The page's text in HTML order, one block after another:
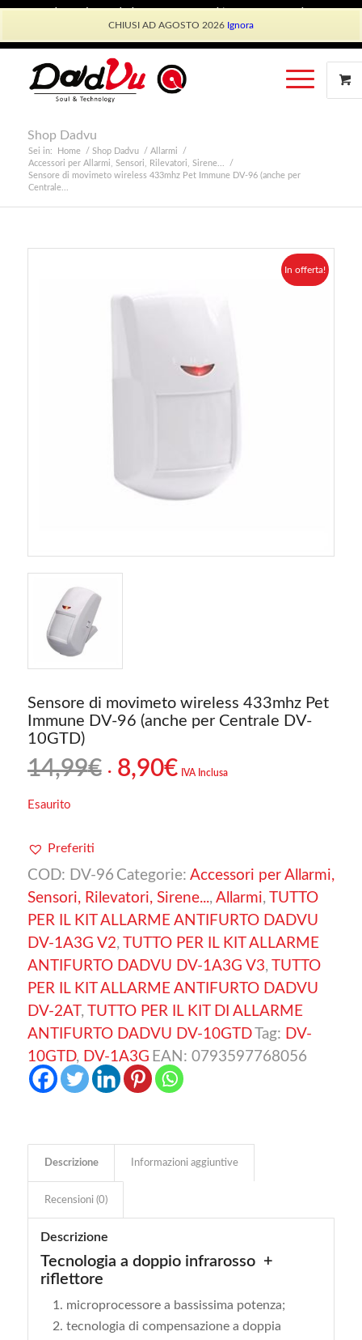
CHIUSI AD AGOSTO 2026 Ignora
Shop Dadvu
Sei in: Home / Shop Dadvu / Allarmi
/
Accessori per Allarmi, Sensori, Rilevatori, Sirene...
/
Sensore di movimeto wireless 433mhz Pet Immune DV-96 (anche per
Centrale...
In offerta!
Sensore di movimeto wireless 433mhz Pet
Immune DV-96 (anche per Centrale DV-
10GTD)
14,99€ Il
prezzo
8,90€IlIVA Inclusa
Esaurito
Preferiti
COD: DV-96 Categorie: Accessori per Allarmi,
Sensori, Rilevatori, Sirene..., Allarmi,
TUTTO
PER IL KIT ALLARME ANTIFURTO DADVU
DV-1A3G V2,
TUTTO PER IL KIT ALLARME
ANTIFURTO DADVU DV-1A3G V3,
TUTTO
PER IL KIT ALLARME ANTIFURTO DADVU
DV-2AT ,
TUTTO PER IL KIT DI ALLARME
ANTIFURTO DADVU DV-10GTD
Tag: DV-
10GTD, DV-1A3G EAN: 0793597768056
Descrizione Informazioni aggiuntive
Recensioni (0)
Descrizione
Tecnologia a doppio infrarosso +
riflettore
microprocessore a bassissima potenza;
tecnologia di compensazione a doppia